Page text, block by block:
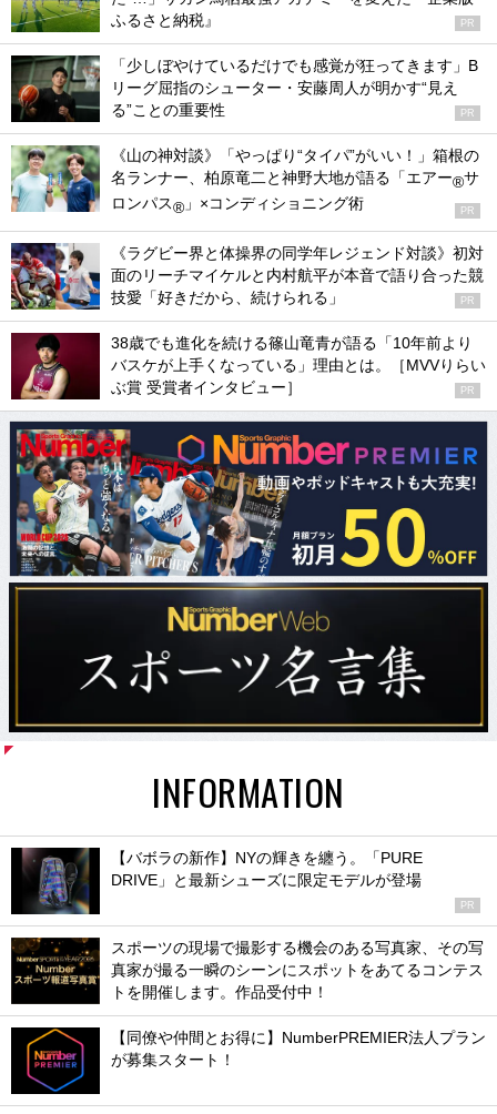
ふるさと納税』
PR
「少しぼやけているだけでも感覚が狂ってきます」B
リーグ屈指のシューター・安藤周人が明かす“見え
る”ことの重要性
PR
《山の神対談》「やっぱり“タイパ”がいい！」箱根の
名ランナー、柏原竜二と神野大地が語る「エアー®サ
ロンパス® 」×コンディショニング術 PR
《ラグビー界と体操界の同学年レジェンド対談》初対
面のリーチマイケルと内村航平が本音で語り合った競
技愛「好きだから、続けられる」
PR
38歳でも進化を続ける篠山竜青が語る「10年前より
バスケが上手くなっている」理由とは。［MVVりらい
ぶ賞 受賞者インタビュー］
PR
INFORMATION
【バボラの新作】NYの輝きを纏う。「PURE
DRIVE」と最新シューズに限定モデルが登場
PR
スポーツの現場で撮影する機会のある写真家、その写
真家が撮る一瞬のシーンにスポットをあてるコンテス
トを開催します。作品受付中！
【同僚や仲間とお得に】NumberPREMIER法人プラン
が募集スタート！